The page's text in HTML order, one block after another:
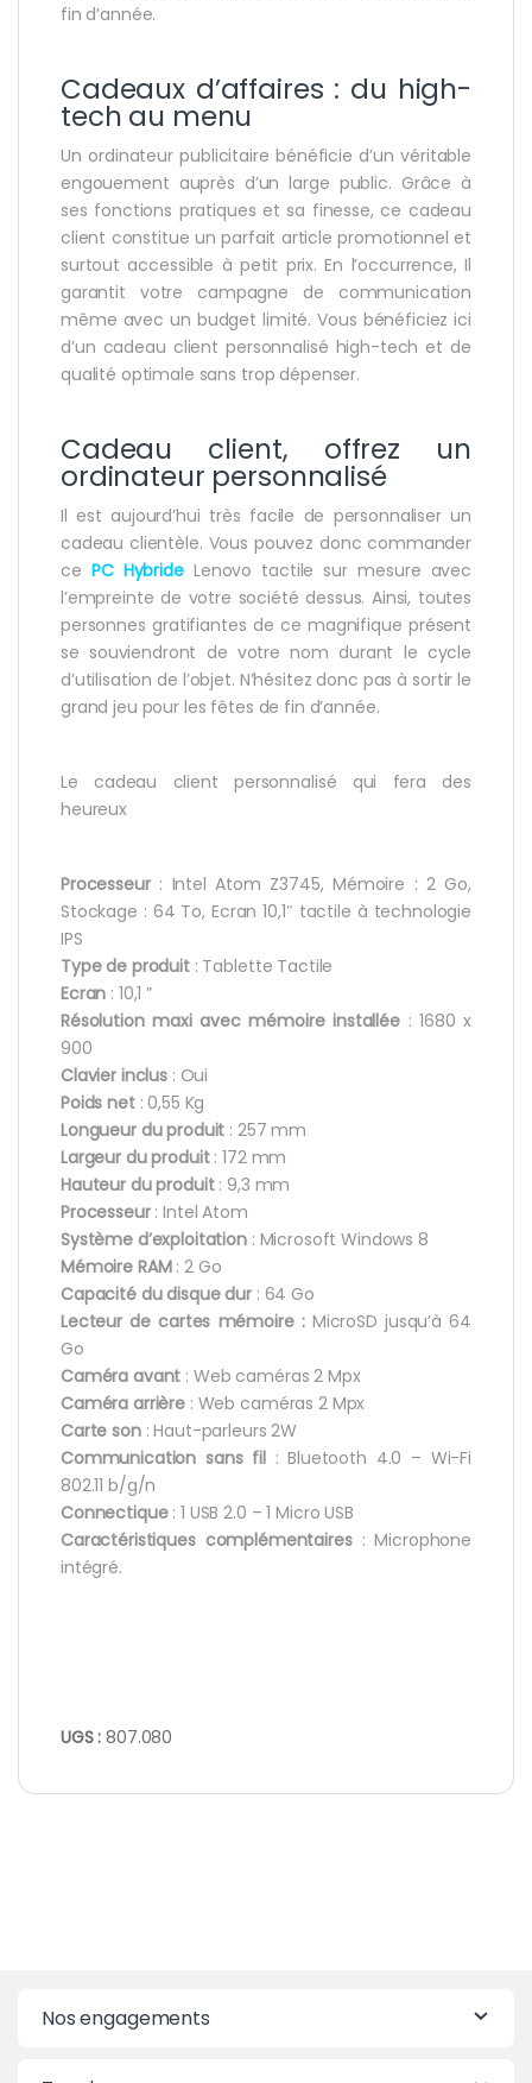
fin d’année.
Cadeaux d’affaires : du high-
tech au menu
Un ordinateur publicitaire bénéficie d’un véritable
engouement auprès d’un large public. Grâce à
ses fonctions pratiques et sa finesse, ce cadeau
client constitue un parfait article promotionnel et
surtout accessible à petit prix. En l’occurrence, Il
garantit votre campagne de communication
même avec un budget limité. Vous bénéficiez ici
d’un cadeau client personnalisé high-tech et de
qualité optimale sans trop dépenser.
Cadeau client, offrez un
ordinateur personnalisé
Il est aujourd’hui très facile de personnaliser un
cadeau clientèle. Vous pouvez donc commander
ce PC HybrideLenovo tactile sur mesure avec
l’empreinte de votre société dessus. Ainsi, toutes
personnes gratifiantes de ce magnifique présent
se souviendront de votre nom durant le cycle
d’utilisation de l’objet. N’hésitez donc pas à sortir le
grand jeu pour les fêtes de fin d’année.
Le cadeau client personnalisé qui fera des
heureux
Processeur: Intel Atom Z3745, Mémoire : 2 Go,
Stockage : 64 To, Ecran 10,1″ tactile à technologie
IPS
Type de produit: Tablette Tactile
Ecran : 10,1 ”
Résolution maxi avec mémoire installée: 1680 x
900
Clavier inclus : Oui
Poids net: 0,55 Kg
Longueur du produit : 257 mm
Largeur du produit: 172 mm
Hauteur du produit: 9,3 mm
Processeur: Intel Atom
Système d’exploitation: Microsoft Windows 8
Mémoire RAM: 2 Go
Capacité du disque dur: 64 Go
Lecteur de cartes mémoire : MicroSD jusqu’à 64
Go
Caméra avant : Web caméras 2 Mpx
Caméra arrière : Web caméras 2 Mpx
Carte son: Haut-parleurs 2W
Communication sans fil: Bluetooth 4.0 – Wi-Fi
802.11 b/g/n
Connectique: 1 USB 2.0 – 1 Micro USB
Caractéristiques complémentaires: Microphone
intégré.
UGS :807.080
Nos engagements